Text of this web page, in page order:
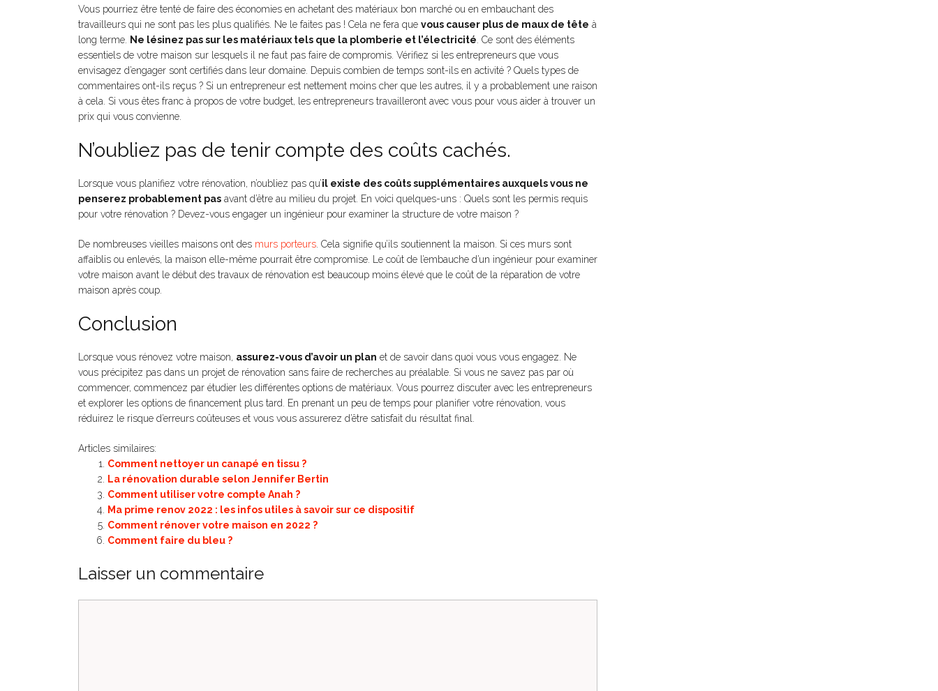
Vous pourriez être tenté de faire des économies en achetant des matériaux bon marché ou en embauchant des
travailleurs qui ne sont pas les plus qualifiés. Ne le faites pas ! Cela ne fera que vous causer plus de maux de tête à
long terme. Ne lésinez pas sur les matériaux tels que la plomberie et l’électricité . Ce sont des éléments
essentiels de votre maison sur lesquels il ne faut pas faire de compromis. Vérifiez si les entrepreneurs que vous
envisagez d’engager sont certifiés dans leur domaine. Depuis combien de temps sont-ils en activité ? Quels types de
commentaires ont-ils reçus ? Si un entrepreneur est nettement moins cher que les autres, il y a probablement une raison
à cela. Si vous êtes franc à propos de votre budget, les entrepreneurs travailleront avec vous pour vous aider à trouver un
prix qui vous convienne.
N’oubliez pas de tenir compte des coûts cachés.
Lorsque vous planifiez votre rénovation, n’oubliez pas qu’il existe des coûts supplémentaires auxquels vous ne
penserez probablement pas avant d’être au milieu du projet. En voici quelques-uns : Quels sont les permis requis
pour votre rénovation ? Devez-vous engager un ingénieur pour examiner la structure de votre maison ?
De nombreuses vieilles maisons ont des murs porteurs . Cela signifie qu’ils soutiennent la maison. Si ces murs sont
affaiblis ou enlevés, la maison elle-même pourrait être compromise. Le coût de l’embauche d’un ingénieur pour examiner
votre maison avant le début des travaux de rénovation est beaucoup moins élevé que le coût de la réparation de votre
maison après coup.
Conclusion
Lorsque vous rénovez votre maison, assurez-vous d’avoir un plan et de savoir dans quoi vous vous engagez. Ne
vous précipitez pas dans un projet de rénovation sans faire de recherches au préalable. Si vous ne savez pas par où
commencer, commencez par étudier les différentes options de matériaux. Vous pourrez discuter avec les entrepreneurs
et explorer les options de financement plus tard. En prenant un peu de temps pour planifier votre rénovation, vous
réduirez le risque d’erreurs coûteuses et vous vous assurerez d’être satisfait du résultat final.
Articles similaires:
Comment nettoyer un canapé en tissu ?
La rénovation durable selon Jennifer Bertin
Comment utiliser votre compte Anah ?
Ma prime renov 2022 : les infos utiles à savoir sur ce dispositif
Comment rénover votre maison en 2022 ?
Comment faire du bleu ?
Laisser un commentaire